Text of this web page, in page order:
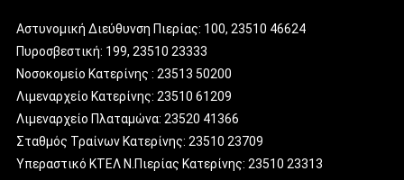
Αστυνομική Διεύθυνση Πιερίας: 100, 23510 46624
Πυροσβεστική: 199, 23510 23333
Νοσοκομείο Κατερίνης : 23513 50200
Λιμεναρχείο Κατερίνης: 23510 61209
Λιμεναρχείο Πλαταμώνα: 23520 41366
Σταθμός Τραίνων Κατερίνης: 23510 23709
Υπεραστικό ΚΤΕΛ Ν.Πιερίας Κατερίνης: 23510 23313